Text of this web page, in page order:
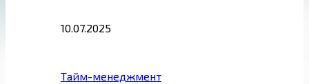
10.07.2025
Тайм-менеджмент